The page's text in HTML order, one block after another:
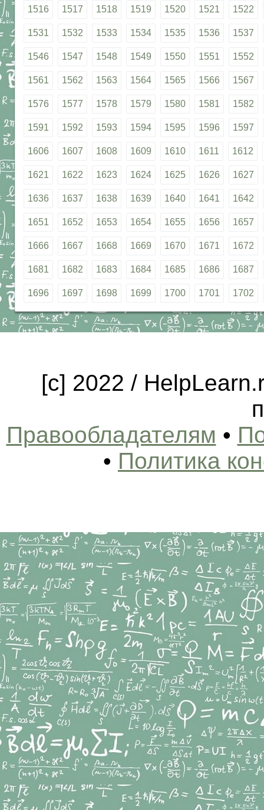
1516 1517 1518 1519 1520 1521 1522
1531 1532 1533 1534 1535 1536 1537
1546 1547 1548 1549 1550 1551 1552
1561 1562 1563 1564 1565 1566 1567
1576 1577 1578 1579 1580 1581 1582
1591 1592 1593 1594 1595 1596 1597
1606 1607 1608 1609 1610 1611 1612
1621 1622 1623 1624 1625 1626 1627
1636 1637 1638 1639 1640 1641 1642
1651 1652 1653 1654 1655 1656 1657
1666 1667 1668 1669 1670 1671 1672
1681 1682 1683 1684 1685 1686 1687
1696 1697 1698 1699 1700 1701 1702
[c] 2022 /
Правообладателям •
• Политика